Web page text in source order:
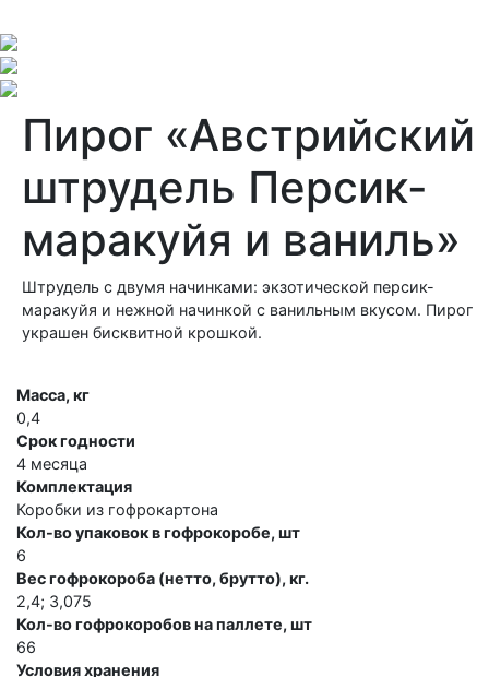
Пирог «Австрийский
штрудель Персик-
маракуйя и ваниль»
Штрудель с двумя начинками: экзотической персик-
маракуйя и нежной начинкой с ванильным вкусом. Пирог
украшен бисквитной крошкой.
Масса, кг
0,4
Срок годности
4 месяца
Комплектация
Коробки из гофрокартона
Кол-во упаковок в гофрокоробе, шт
6
Вес гофрокороба (нетто, брутто), кг.
2,4; 3,075
Кол-во гофрокоробов на паллете, шт
66
Условия хранения